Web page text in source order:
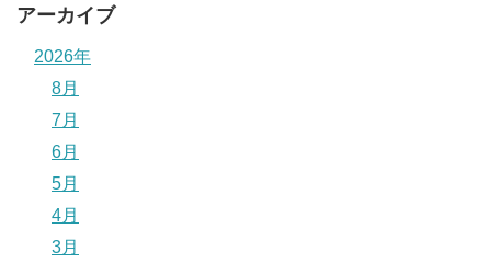
アーカイブ
2026年
8月
7月
6月
5月
4月
3月